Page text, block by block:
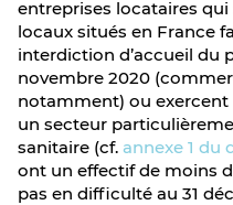
entreprises locataires
locaux situés en France
interdiction d’accueil du
novembre 2020
notamment) ou
un secteur
sanitaire (cf. annexe 1 du
ont un effectif de moins
pas en difficulté au 31